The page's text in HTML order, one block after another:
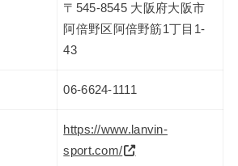
〒545-8545 大阪府大阪市
阿倍野区阿倍野筋1丁目1-
43
06-6624-1111
https://www.lanvin-
sport.com/